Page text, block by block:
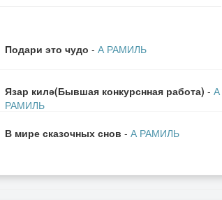
Подари это чудо - А РАМИЛЬ
Язар килә(Бывшая конкурснная работа) - А
РАМИЛЬ
В мире сказочных снов - А РАМИЛЬ